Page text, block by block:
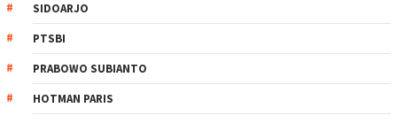
SIDOARJO
PTSBI
PRABOWO SUBIANTO
HOTMAN PARIS